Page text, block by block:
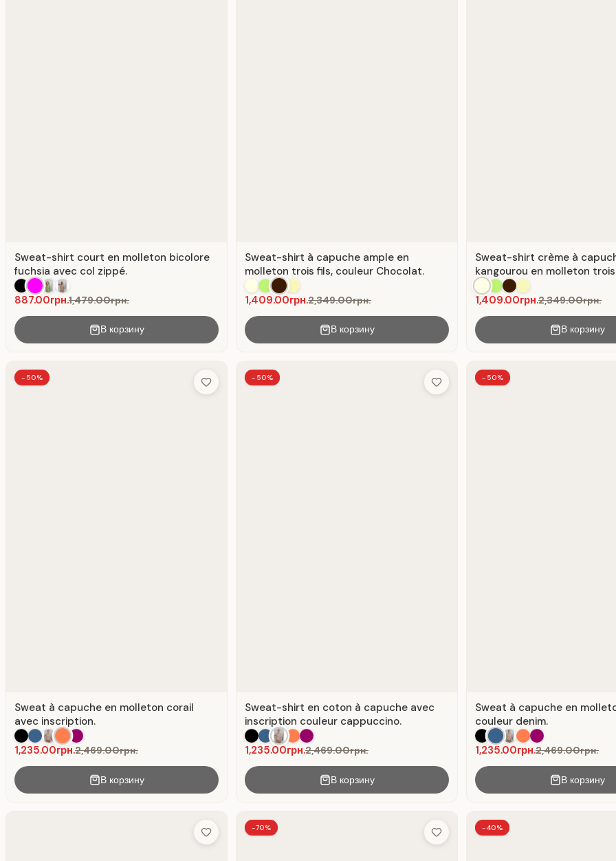
Sweat-shirt court en molleton bicolore
fuchsia avec col zippé.
887.00грн.1,479.00грн.
В корзину
Sweat-shirt à capuche ample en
molleton trois fils, couleur Chocolat.
1,409.00грн.2,349.00грн.
В корзину
Sweat-shirt crème à
kangourou en molleton
Lactique
1,409.00грн.2,349.00грн.
В корзину
-50%
Add to Wish List
Sweat à capuche en molleton corail
avec inscription.
1,235.00грн.2,469.00грн.
В корзину
-50%
Add to Wish List
Sweat-shirt en coton à capuche avec
inscription couleur cappuccino.
1,235.00грн.2,469.00грн.
В корзину
-50%
Sweat à capuche en
couleur denim.
1,235.00грн.2,469.00грн.
В корзину
Add to Wish List
-70%
Add to Wish List
-40%